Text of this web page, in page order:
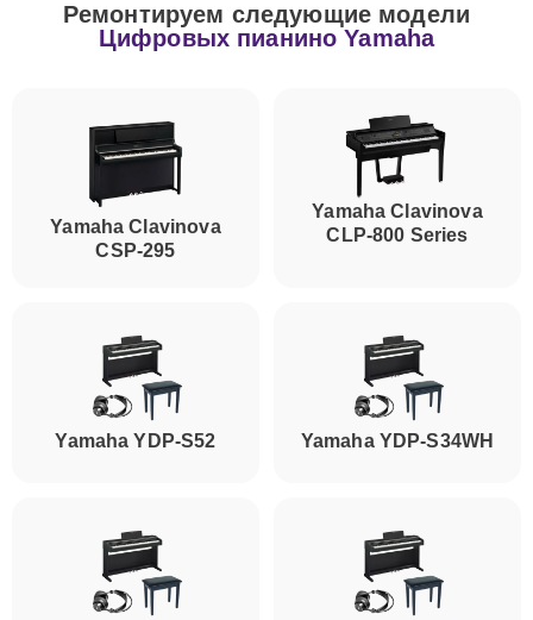
Ремонтируем следующие модели
Цифровых пианино Yamaha
Yamaha Clavinova
CSP-295
Yamaha Clavinova
CLP-800 Series
Yamaha YDP-S52 Yamaha YDP-S34WH